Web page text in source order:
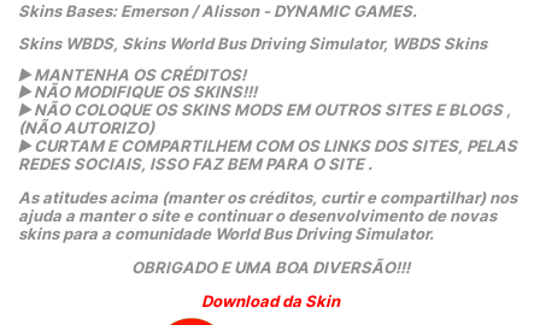
Skins Bases: Emerson / Alisson - DYNAMIC GAMES.
Skins WBDS, Skins World Bus Driving Simulator, WBDS Skins
▶️ MANTENHA OS CRÉDITOS!
▶️ NÃO MODIFIQUE OS SKINS!!!
▶️ NÃO COLOQUE OS SKINS MODS EM OUTROS SITES E BLOGS ,
(NÃO AUTORIZO)
▶️ CURTAM E COMPARTILHEM COM OS LINKS DOS SITES, PELAS
REDES SOCIAIS, ISSO FAZ BEM PARA O SITE .
As atitudes acima (manter os créditos, curtir e compartilhar) nos
ajuda a manter o site e continuar o desenvolvimento de novas
skins para a comunidade World Bus Driving Simulator.
OBRIGADO E UMA BOA DIVERSÃO!!!
Download da Skin